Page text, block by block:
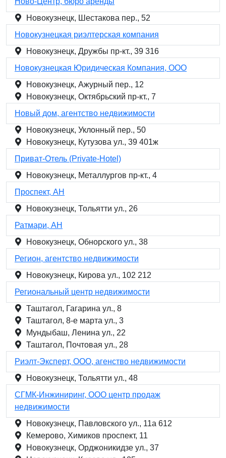
Новокузнецк, Шестакова пер., 52
Новокузнецкая риэлтерская компания
Новокузнецк, Дружбы пр-кт., 39 316
Новокузнецкая Юридическая Компания, ООО
Новокузнецк, Ажурный пер., 12
Новокузнецк, Октябрьский пр-кт., 7
Новый дом, агентство недвижимости
Новокузнецк, Уклонный пер., 50
Новокузнецк, Кутузова ул., 39 401ж
Приват-Отель (Private-Hotel)
Новокузнецк, Металлургов пр-кт., 4
Проспект, АН
Новокузнецк, Тольятти ул., 26
Ратмари, АН
Новокузнецк, Обнорского ул., 38
Регион, агентство недвижимости
Новокузнецк, Кирова ул., 102 212
Региональный центр недвижимости
Таштагол, Гагарина ул., 8
Таштагол, 8-е марта ул., 3
Мундыбаш, Ленина ул., 22
Таштагол, Почтовая ул., 28
Риэлт-Эксперт, ООО, агенство недвижимости
Новокузнецк, Тольятти ул., 48
СГМК-Инжиниринг, ООО центр продаж
недвижимости
Новокузнецк, Павловского ул., 11а 612
Кемерово, Химиков проспект, 11
Новокузнецк, Орджоникидзе ул., 37